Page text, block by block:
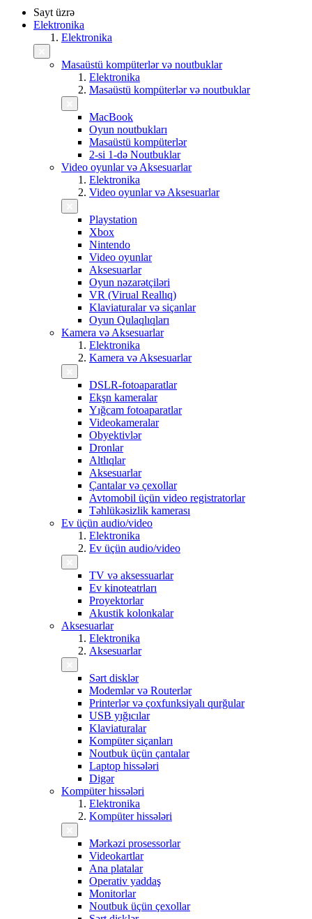
Sayt üzrə
Elektronika
Elektronika
Masaüstü kompüterlər və noutbuklar
Elektronika
Masaüstü kompüterlər və noutbuklar
MacBook
Oyun noutbukları
Masaüstü kompüterlər
2-si 1-də Noutbuklar
Video oyunlar və Aksesuarlar
Elektronika
Video oyunlar və Aksesuarlar
Playstation
Xbox
Nintendo
Video oyunlar
Aksesuarlar
Oyun nəzarətçiləri
VR (Virual Reallıq)
Klaviaturalar və siçanlar
Oyun Qulaqlıqları
Kamera və Aksesuarlar
Elektronika
Kamera və Aksesuarlar
DSLR-fotoaparatlar
Ekşn kameralar
Yığcam fotoaparatlar
Videokameralar
Obyektivlər
Dronlar
Altlıqlar
Aksesuarlar
Çantalar və çexollar
Avtomobil üçün video registratorlar
Təhlükəsizlik kamerası
Ev üçün audio/video
Elektronika
Ev üçün audio/video
TV və aksessuarlar
Ev kinoteatrları
Proyektorlar
Akustik kolonkalar
Aksesuarlar
Elektronika
Aksesuarlar
Sərt disklər
Modemlər və Routerlər
Printerlər və çoxfunksiyalı qurğular
USB yığıcılar
Klaviaturalar
Kompüter siçanları
Noutbuk üçün çantalar
Laptop hissələri
Digər
Kompüter hissələri
Elektronika
Kompüter hissələri
Mərkəzi prosessorlar
Videokartlar
Ana platalar
Operativ yaddaş
Monitorlar
Noutbuk üçün çexollar